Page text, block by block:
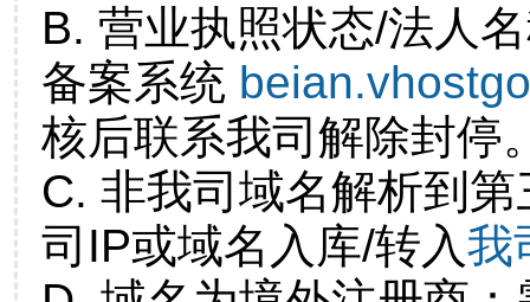
B. 营业执照状态/法人
备案系统
核后联系我司解除封停
C. 非我司域名解析到
司IP或域名入库/转入我